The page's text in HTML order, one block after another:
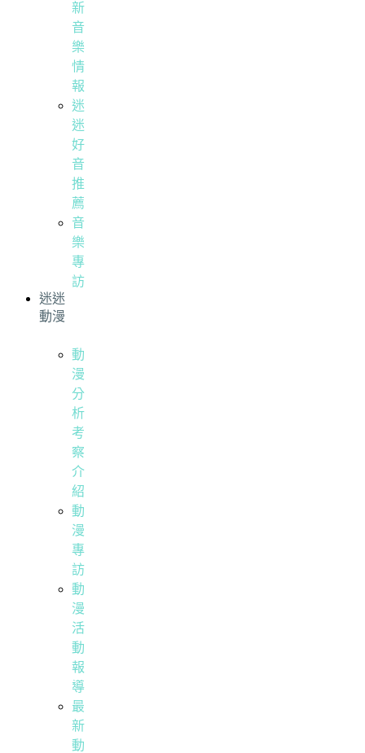
新
音
樂
情
報
迷
迷
好
音
推
薦
音
樂
專
訪
迷迷
動漫
動
漫
分
析
考
察
介
紹
動
漫
專
訪
動
漫
活
動
報
導
最
新
動